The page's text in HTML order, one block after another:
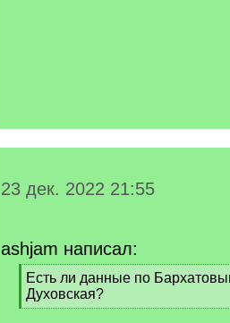
23 дек. 2022 21:55
ashjam написал:
[
q
]
Есть ли данные по
Духовская?
[